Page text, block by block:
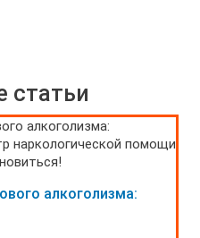
статьи
алкоголизма: